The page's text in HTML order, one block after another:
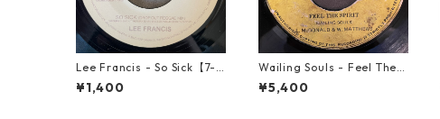
Lee Francis - So Sick【7-2
1925】
¥1,400
Wailing Souls - Feel The S
pirit【7-21955】
¥5,400